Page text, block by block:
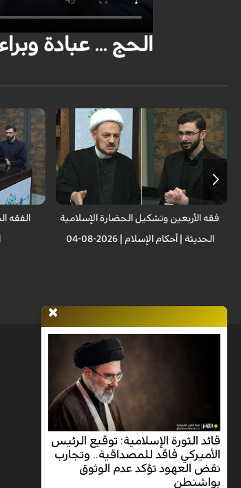
الحج ... عبادة وبراءة
فقه الأربعين وتشكيل الحضارة الإسلامية
الحديثة | أحکام الإسلام | 2026-08-04
الفقه
قائد الثورة الإسلامية: توقيع الرئيس
الأميركي فاقد للمصداقية.. وتجارب
نقض العهود تؤكد عدم الوثوق
بواشنطن